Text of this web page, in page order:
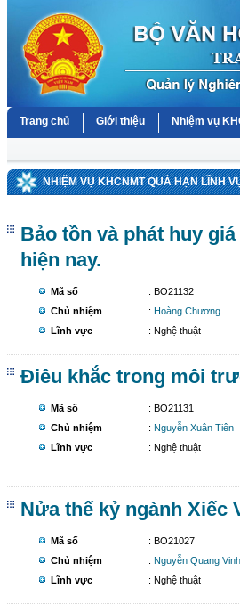
Trang chủ Giới thiệu Nhiệm vụ
NHIỆM VỤ KHCNMT QUÁ HẠN LĨNH
Bảo tồn và phát huy
hiện nay.
Mã số
: BO21132
Chủ nhiệm
: Hoàng Chương
Lĩnh vực
: Nghệ thuật
Điêu khắc trong môi
Mã số
: BO21131
Chủ nhiệm
: Nguyễn Xuân Tiên
Lĩnh vực
: Nghệ thuật
Nửa thế kỷ ngành Xiếc
Mã số
: BO21027
Chủ nhiệm
: Nguyễn Quang Vinh
Lĩnh vực
: Nghệ thuật